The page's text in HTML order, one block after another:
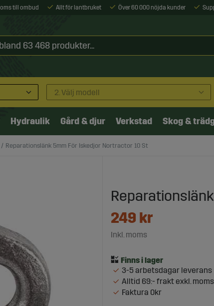
till ombud Allt för lantbruket Över 60 000 nöjda kunder
2. Välj modell
Hydraulik Gård & djur Verkstad Skog &
Reparationslänk 5mm För Iskedjor Nortractor 10 St
249 kr
Inkl. moms
3-5 arbetsdagar leverans
Alltid 69:- frakt exkl. moms
Faktura 0kr